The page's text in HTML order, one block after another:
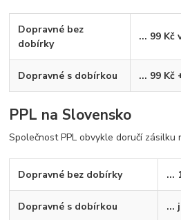
Dopravné bez
dobírky
... 99 Kč
Dopravné s dobírkou ... 99 Kč
PPL na Slovensko
Společnost PPL obvykle doručí zásilku
Dopravné bez dobírky ...
Dopravné s dobírkou ...